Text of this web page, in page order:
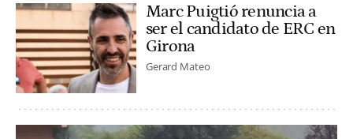
Marc Puigtió renuncia a
ser el candidato de ERC en
Girona
Gerard Mateo